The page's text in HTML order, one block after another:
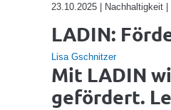
23.10.2025 | Nachhaltigkeit |
LADIN:
Lisa Gschnitzer
Mit LADIN
gefördert.